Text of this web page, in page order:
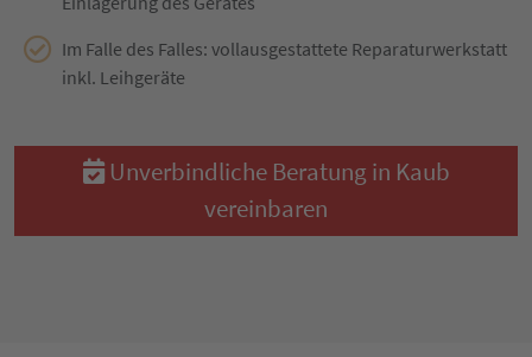
Im Falle des Falles: vollausgestattete Reparaturwerkstatt
inkl. Leihgeräte
Unverbindliche Beratung in Kaub
vereinbaren